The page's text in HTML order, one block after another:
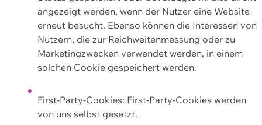
angezeigt werden, wenn der Nutzer eine Website
erneut besucht. Ebenso können die Interessen von
Nutzern, die zur Reichweitenmessung oder zu
Marketingzwecken verwendet werden, in einem
solchen Cookie gespeichert werden.
First-Party-Cookies: First-Party-Cookies werden
von uns selbst gesetzt.